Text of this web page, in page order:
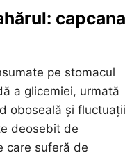
capcana
pe stomacul
a glicemiei, urmată
oboseală și fluctuații
deosebit de
care suferă de